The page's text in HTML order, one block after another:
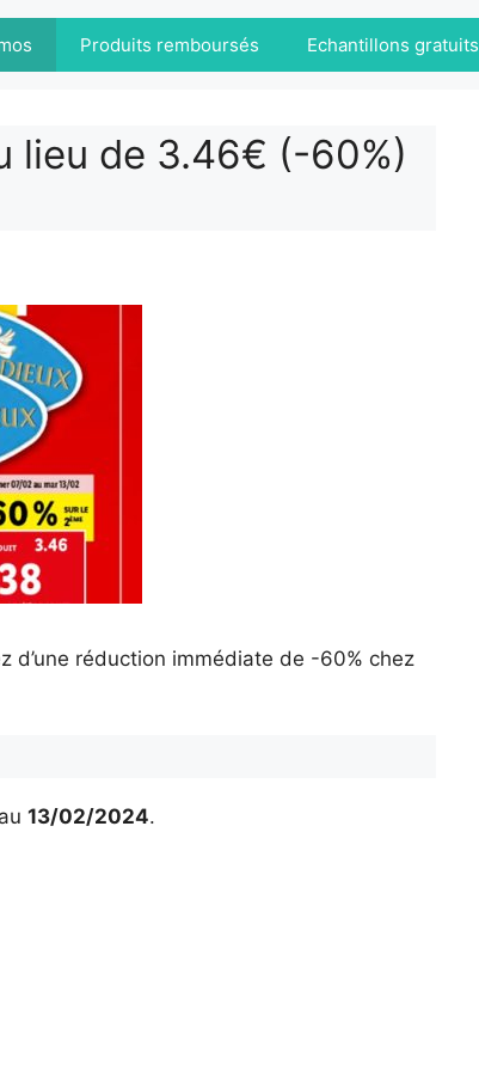
Produits remboursés Echantillons gratuits
lieu de 3.46€ (-60%)
d’une réduction immédiate de -60% chez
au 13/02/2024.